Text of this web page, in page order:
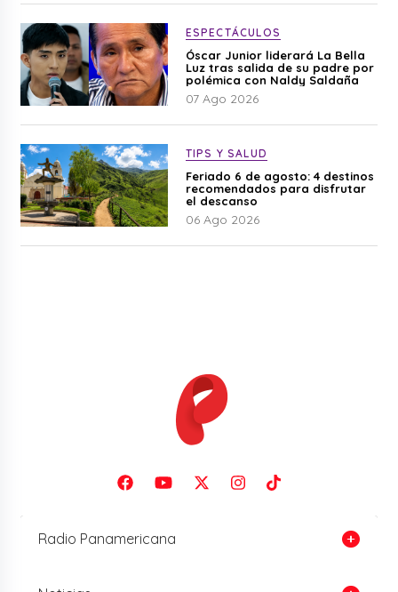
ESPECTÁCULOS
Óscar Junior liderará La Bella
Luz tras salida de su padre por
polémica con Naldy Saldaña
07 Ago 2026
TIPS Y SALUD
Feriado 6 de agosto: 4 destinos
recomendados para disfrutar
el descanso
06 Ago 2026
Radio Panamericana